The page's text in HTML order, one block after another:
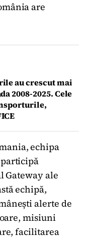
are
au crescut mai
2008-2025. Cele
echipa
Gateway ale
echipă,
alerte de
misiuni
facilitarea